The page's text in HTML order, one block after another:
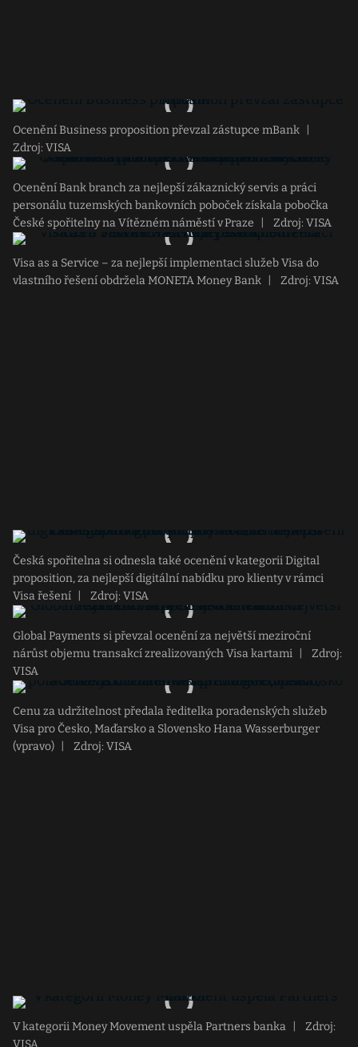
Ocenění Business proposition převzal zástupce mBank
Zdroj: VISA
Ocenění Bank branch za nejlepší zákaznický servis a práci
personálu tuzemských bankovních poboček získala pobočka
České spořitelny na Vítězném náměstí v Praze
Zdroj: VISA
Visa as a Service – za nejlepší implementaci služeb Visa do
vlastního řešení obdržela MONETA Money Bank
Zdroj: VISA
Česká spořitelna si odnesla také ocenění v kategorii Digital
proposition, za nejlepší digitální nabídku pro klienty v rámci
Visa řešení
Zdroj: VISA
Global Payments si převzal ocenění za největší meziroční
nárůst objemu transakcí zrealizovaných Visa kartami
Zdroj:
VISA
Cenu za udržitelnost předala ředitelka poradenských služeb
Visa pro Česko, Maďarsko a Slovensko Hana Wasserburger
(vpravo)
Zdroj: VISA
V kategorii Money Movement uspěla Partners banka
Zdroj:
VISA